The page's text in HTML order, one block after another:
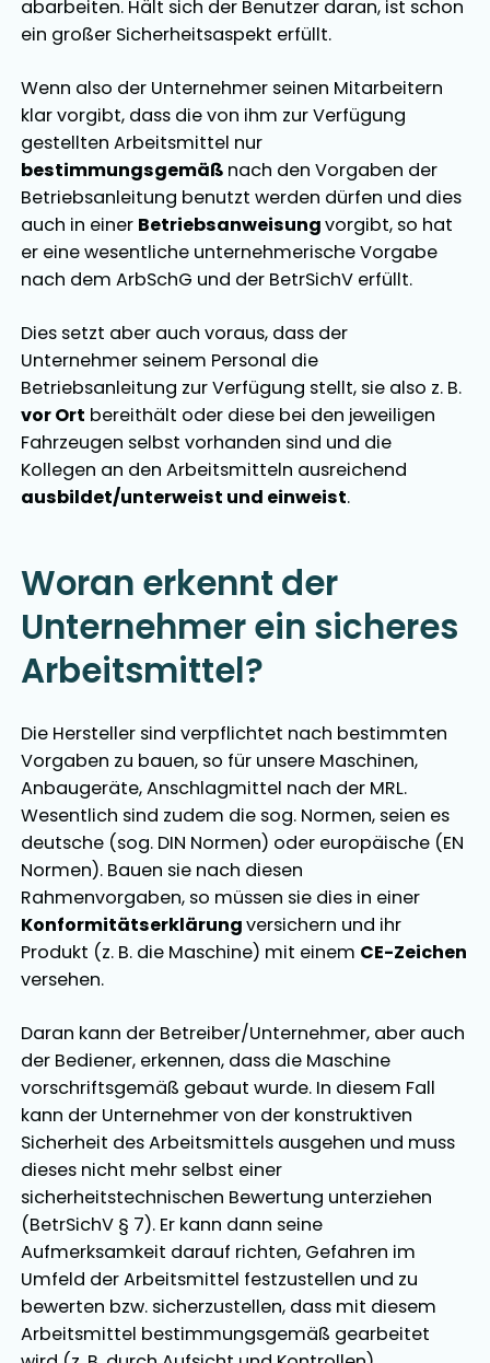
abarbeiten. Hält sich der Benutzer daran, ist schon
ein großer Sicherheitsaspekt erfüllt.
Wenn also der Unternehmer seinen Mitarbeitern
klar vorgibt, dass die von ihm zur Verfügung
gestellten Arbeitsmittel nur
bestimmungsgemäß nach den Vorgaben der
Betriebsanleitung benutzt werden dürfen und dies
auch in einer Betriebsanweisungvorgibt, so hat
er eine wesentliche unternehmerische Vorgabe
nach dem ArbSchG und der BetrSichV erfüllt.
Dies setzt aber auch voraus, dass der
Unternehmer seinem Personal die
Betriebsanleitung zur Verfügung stellt, sie also z. B.
vor Ort bereithält oder diese bei den jeweiligen
Fahrzeugen selbst vorhanden sind und die
Kollegen an den Arbeitsmitteln ausreichend
ausbildet/unterweist und einweist.
Woran erkennt der
Unternehmer ein sicheres
Arbeitsmittel?
Die Hersteller sind verpflichtet nach bestimmten
Vorgaben zu bauen, so für unsere Maschinen,
Anbaugeräte, Anschlagmittel nach der MRL.
Wesentlich sind zudem die sog. Normen, seien es
deutsche (sog. DIN Normen) oder europäische (EN
Normen). Bauen sie nach diesen
Rahmenvorgaben, so müssen sie dies in einer
Konformitätserklärungversichern und ihr
Produkt (z. B. die Maschine) mit einem CE-Zeichen
versehen.
Daran kann der Betreiber/Unternehmer, aber auch
der Bediener, erkennen, dass die Maschine
vorschriftsgemäß gebaut wurde. In diesem Fall
kann der Unternehmer von der konstruktiven
Sicherheit des Arbeitsmittels ausgehen und muss
dieses nicht mehr selbst einer
sicherheitstechnischen Bewertung unterziehen
(BetrSichV § 7). Er kann dann seine
Aufmerksamkeit darauf richten, Gefahren im
Umfeld der Arbeitsmittel festzustellen und zu
bewerten bzw. sicherzustellen, dass mit diesem
Arbeitsmittel bestimmungsgemäß gearbeitet